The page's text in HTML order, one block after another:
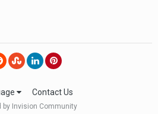
Contact Us
by Invision Community